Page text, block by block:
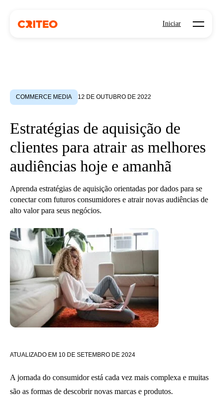
Iniciar Open
COMMERCE MEDIA 12 DE OUTUBRO DE 2022
Estratégias de aquisição de
clientes para atrair as melhores
audiências hoje e amanhã
Aprenda estratégias de aquisição orientadas por dados para se
conectar com futuros consumidores e atrair novas audiências de
alto valor para seus negócios.
ATUALIZADO EM 10 DE SETEMBRO DE 2024
A jornada do consumidor está cada vez mais complexa e muitas
são as formas de descobrir novas marcas e produtos.